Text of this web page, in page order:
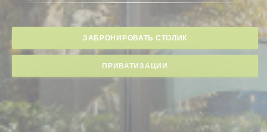
ЗАБРОНИРОВАТЬ СТОЛИК
ПРИВАТИЗАЦИИ